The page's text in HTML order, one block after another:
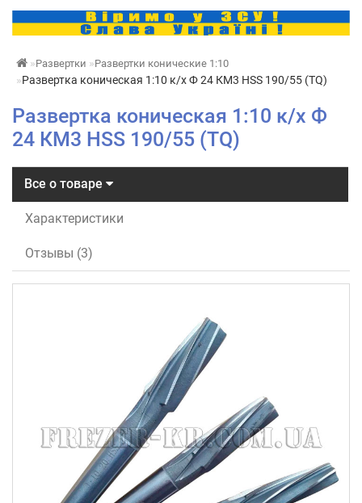
Развертки Развертки конические 1:10
Развертка коническая 1:10 к/х Ф 24 КМ3 HSS 190/55 (TQ)
Развертка коническая 1:10 к/х Ф
24 КМ3 HSS 190/55 (TQ)
Все о товаре
Характеристики
Отзывы (3)